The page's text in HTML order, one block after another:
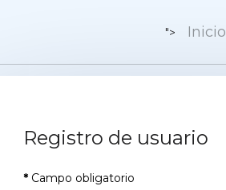
"> Inicio
Registro de usuario
* Campo obligatorio